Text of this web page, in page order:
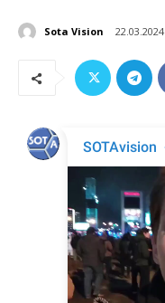
Sota Vision 22.03.2024